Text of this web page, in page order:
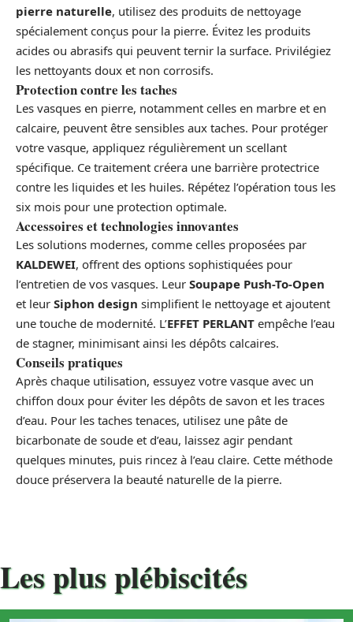
pierre naturelle, utilisez des produits de nettoyage
spécialement conçus pour la pierre. Évitez les produits
acides ou abrasifs qui peuvent ternir la surface. Privilégiez
les nettoyants doux et non corrosifs.
Protection contre les taches
Les vasques en pierre, notamment celles en marbre et en
calcaire, peuvent être sensibles aux taches. Pour protéger
votre vasque, appliquez régulièrement un scellant
spécifique. Ce traitement créera une barrière protectrice
contre les liquides et les huiles. Répétez l’opération tous les
six mois pour une protection optimale.
Accessoires et technologies innovantes
Les solutions modernes, comme celles proposées par
KALDEWEI, offrent des options sophistiquées pour
l’entretien de vos vasques. Leur Soupape Push-To-Open
et leur Siphon design simplifient le nettoyage et ajoutent
une touche de modernité. L’EFFET PERLANT empêche l’eau
de stagner, minimisant ainsi les dépôts calcaires.
Conseils pratiques
Après chaque utilisation, essuyez votre vasque avec un
chiffon doux pour éviter les dépôts de savon et les traces
d’eau. Pour les taches tenaces, utilisez une pâte de
bicarbonate de soude et d’eau, laissez agir pendant
quelques minutes, puis rincez à l’eau claire. Cette méthode
douce préservera la beauté naturelle de la pierre.
Les plus plébiscités